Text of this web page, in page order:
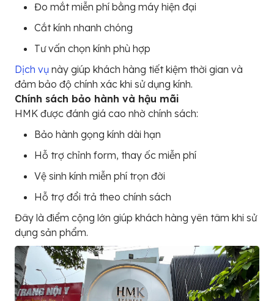
Đo mắt miễn phí bằng máy hiện đại
Cắt kính nhanh chóng
Tư vấn chọn kính phù hợp
Dịch vụ này giúp khách hàng tiết kiệm thời gian và
đảm bảo độ chính xác khi sử dụng kính.
Chính sách bảo hành và hậu mãi
HMK được đánh giá cao nhờ chính sách:
Bảo hành gọng kính dài hạn
Hỗ trợ chỉnh form, thay ốc miễn phí
Vệ sinh kính miễn phí trọn đời
Hỗ trợ đổi trả theo chính sách
Đây là điểm cộng lớn giúp khách hàng yên tâm khi sử
dụng sản phẩm.